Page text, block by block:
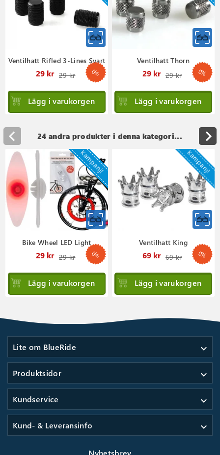
Ventilhatt Rifled 3-Lines Svart
29 kr 29 kr
Ordinarie
pris
0%
Lägg i varukorgen
Ventilhatt Thorn
29 kr 29 kr
pris
0%
Lägg i varukorgen
24 andra produkter i denna kategori...
Kampanj!
Bike Wheel LED Light
29 kr 29 kr
Ordinarie
pris
0%
Lägg i varukorgen
Kampanj!
Ventilhatt King
69 kr 69 kr
pris
0%
Lägg i varukorgen
Lite om BlueRide expand_more
Produktsidor expand_more
Kundservice expand_more
Kund- & Leveransinfo expand_more
Nyhetsbrev